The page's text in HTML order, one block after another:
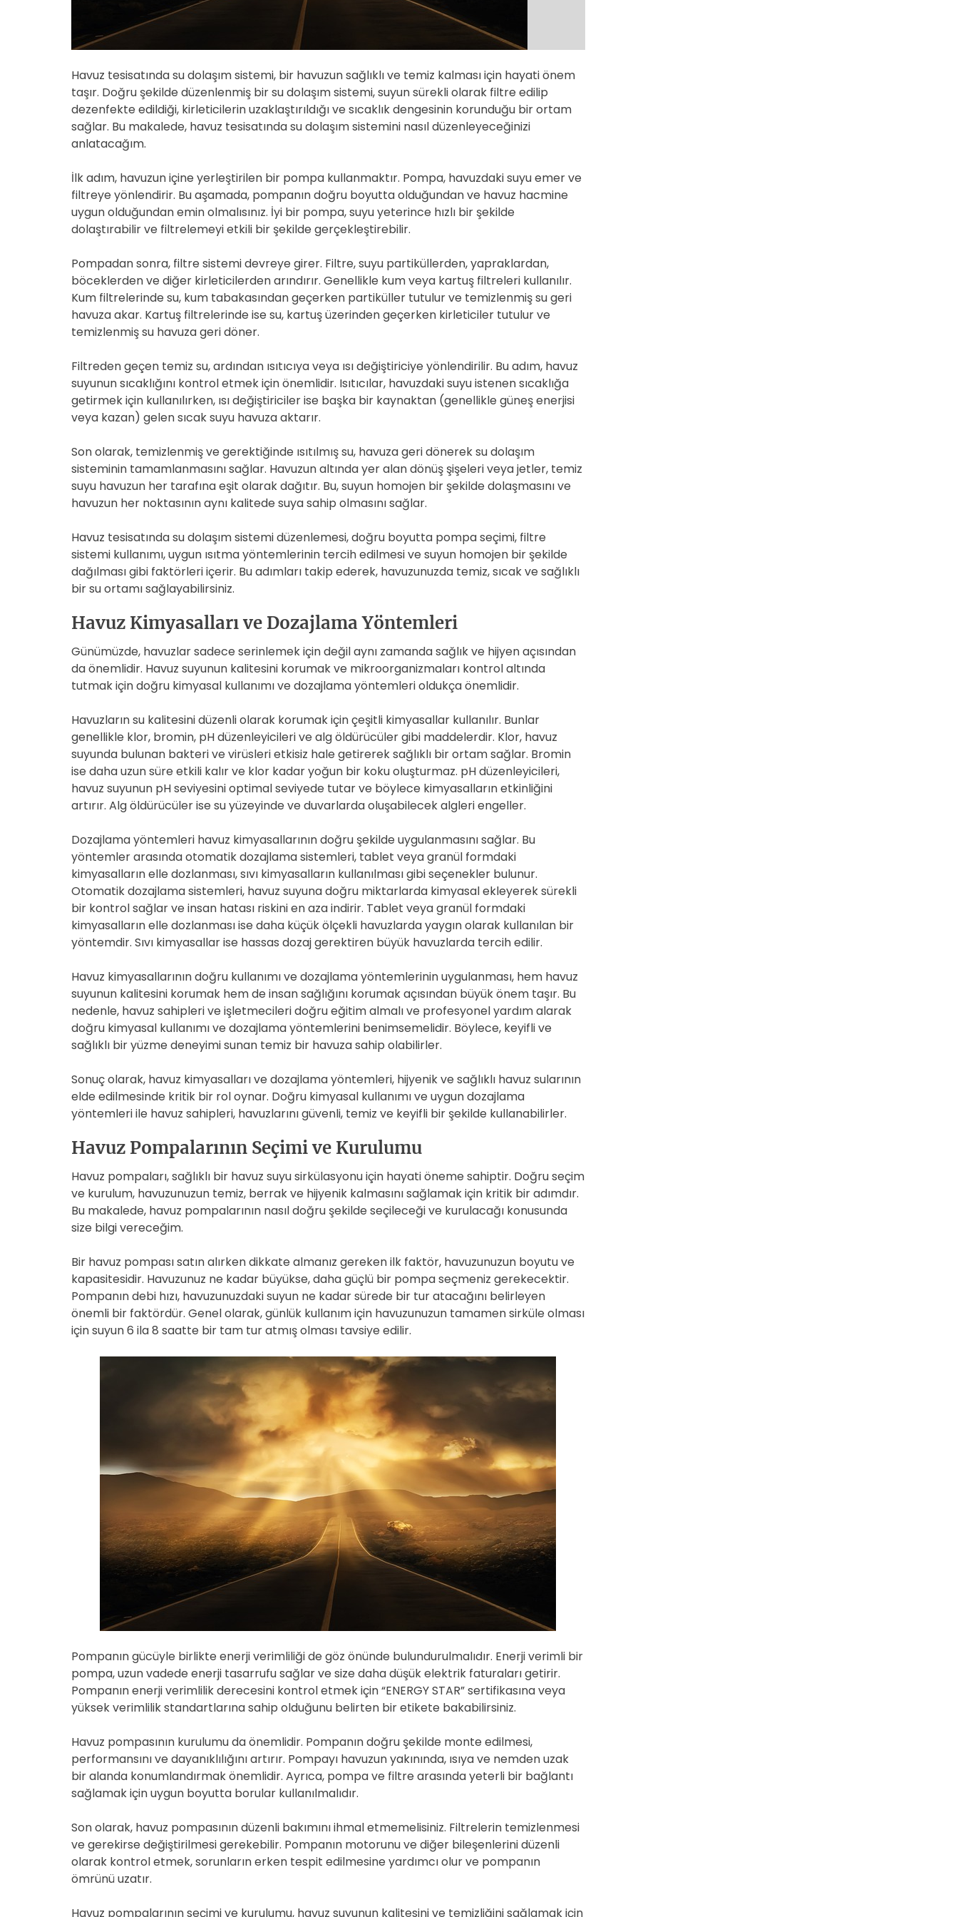
i
m
e
Havuz tesisatında su dolaşım sistemi, bir havuzun sağlıklı ve temiz kalması için hayati önem
taşır. Doğru şekilde düzenlenmiş bir su dolaşım sistemi, suyun sürekli olarak filtre edilip
dezenfekte edildiği, kirleticilerin uzaklaştırıldığı ve sıcaklık dengesinin korunduğu bir ortam
sağlar. Bu makalede, havuz tesisatında su dolaşım sistemini nasıl düzenleyeceğinizi
anlatacağım.
İlk adım, havuzun içine yerleştirilen bir pompa kullanmaktır. Pompa, havuzdaki suyu emer ve
filtreye yönlendirir. Bu aşamada, pompanın doğru boyutta olduğundan ve havuz hacmine
uygun olduğundan emin olmalısınız. İyi bir pompa, suyu yeterince hızlı bir şekilde
dolaştırabilir ve filtrelemeyi etkili bir şekilde gerçekleştirebilir.
Pompadan sonra, filtre sistemi devreye girer. Filtre, suyu partiküllerden, yapraklardan,
böceklerden ve diğer kirleticilerden arındırır. Genellikle kum veya kartuş filtreleri kullanılır.
Kum filtrelerinde su, kum tabakasından geçerken partiküller tutulur ve temizlenmiş su geri
havuza akar. Kartuş filtrelerinde ise su, kartuş üzerinden geçerken kirleticiler tutulur ve
temizlenmiş su havuza geri döner.
Filtreden geçen temiz su, ardından ısıtıcıya veya ısı değiştiriciye yönlendirilir. Bu adım, havuz
suyunun sıcaklığını kontrol etmek için önemlidir. Isıtıcılar, havuzdaki suyu istenen sıcaklığa
getirmek için kullanılırken, ısı değiştiriciler ise başka bir kaynaktan (genellikle güneş enerjisi
veya kazan) gelen sıcak suyu havuza aktarır.
Son olarak, temizlenmiş ve gerektiğinde ısıtılmış su, havuza geri dönerek su dolaşım
sisteminin tamamlanmasını sağlar. Havuzun altında yer alan dönüş şişeleri veya jetler, temiz
suyu havuzun her tarafına eşit olarak dağıtır. Bu, suyun homojen bir şekilde dolaşmasını ve
havuzun her noktasının aynı kalitede suya sahip olmasını sağlar.
Havuz tesisatında su dolaşım sistemi düzenlemesi, doğru boyutta pompa seçimi, filtre
sistemi kullanımı, uygun ısıtma yöntemlerinin tercih edilmesi ve suyun homojen bir şekilde
dağılması gibi faktörleri içerir. Bu adımları takip ederek, havuzunuzda temiz, sıcak ve sağlıklı
bir su ortamı sağlayabilirsiniz.
Havuz Kimyasalları ve Dozajlama Yöntemleri
Günümüzde, havuzlar sadece serinlemek için değil aynı zamanda sağlık ve hijyen açısından
da önemlidir. Havuz suyunun kalitesini korumak ve mikroorganizmaları kontrol altında
tutmak için doğru kimyasal kullanımı ve dozajlama yöntemleri oldukça önemlidir.
Havuzların su kalitesini düzenli olarak korumak için çeşitli kimyasallar kullanılır. Bunlar
genellikle klor, bromin, pH düzenleyicileri ve alg öldürücüler gibi maddelerdir. Klor, havuz
suyunda bulunan bakteri ve virüsleri etkisiz hale getirerek sağlıklı bir ortam sağlar. Bromin
ise daha uzun süre etkili kalır ve klor kadar yoğun bir koku oluşturmaz. pH düzenleyicileri,
havuz suyunun pH seviyesini optimal seviyede tutar ve böylece kimyasalların etkinliğini
artırır. Alg öldürücüler ise su yüzeyinde ve duvarlarda oluşabilecek algleri engeller.
Dozajlama yöntemleri havuz kimyasallarının doğru şekilde uygulanmasını sağlar. Bu
yöntemler arasında otomatik dozajlama sistemleri, tablet veya granül formdaki
kimyasalların elle dozlanması, sıvı kimyasalların kullanılması gibi seçenekler bulunur.
Otomatik dozajlama sistemleri, havuz suyuna doğru miktarlarda kimyasal ekleyerek sürekli
bir kontrol sağlar ve insan hatası riskini en aza indirir. Tablet veya granül formdaki
kimyasalların elle dozlanması ise daha küçük ölçekli havuzlarda yaygın olarak kullanılan bir
yöntemdir. Sıvı kimyasallar ise hassas dozaj gerektiren büyük havuzlarda tercih edilir.
Havuz kimyasallarının doğru kullanımı ve dozajlama yöntemlerinin uygulanması, hem havuz
suyunun kalitesini korumak hem de insan sağlığını korumak açısından büyük önem taşır. Bu
nedenle, havuz sahipleri ve işletmecileri doğru eğitim almalı ve profesyonel yardım alarak
doğru kimyasal kullanımı ve dozajlama yöntemlerini benimsemelidir. Böylece, keyifli ve
sağlıklı bir yüzme deneyimi sunan temiz bir havuza sahip olabilirler.
Sonuç olarak, havuz kimyasalları ve dozajlama yöntemleri, hijyenik ve sağlıklı havuz sularının
elde edilmesinde kritik bir rol oynar. Doğru kimyasal kullanımı ve uygun dozajlama
yöntemleri ile havuz sahipleri, havuzlarını güvenli, temiz ve keyifli bir şekilde kullanabilirler.
Havuz Pompalarının Seçimi ve Kurulumu
Havuz pompaları, sağlıklı bir havuz suyu sirkülasyonu için hayati öneme sahiptir. Doğru seçim
ve kurulum, havuzunuzun temiz, berrak ve hijyenik kalmasını sağlamak için kritik bir adımdır.
Bu makalede, havuz pompalarının nasıl doğru şekilde seçileceği ve kurulacağı konusunda
size bilgi vereceğim.
Bir havuz pompası satın alırken dikkate almanız gereken ilk faktör, havuzunuzun boyutu ve
kapasitesidir. Havuzunuz ne kadar büyükse, daha güçlü bir pompa seçmeniz gerekecektir.
Pompanın debi hızı, havuzunuzdaki suyun ne kadar sürede bir tur atacağını belirleyen
önemli bir faktördür. Genel olarak, günlük kullanım için havuzunuzun tamamen sirküle olması
için suyun 6 ila 8 saatte bir tam tur atmış olması tavsiye edilir.
Pompanın gücüyle birlikte enerji verimliliği de göz önünde bulundurulmalıdır. Enerji verimli bir
pompa, uzun vadede enerji tasarrufu sağlar ve size daha düşük elektrik faturaları getirir.
Pompanın enerji verimlilik derecesini kontrol etmek için “ENERGY STAR” sertifikasına veya
yüksek verimlilik standartlarına sahip olduğunu belirten bir etikete bakabilirsiniz.
Havuz pompasının kurulumu da önemlidir. Pompanın doğru şekilde monte edilmesi,
performansını ve dayanıklılığını artırır. Pompayı havuzun yakınında, ısıya ve nemden uzak
bir alanda konumlandırmak önemlidir. Ayrıca, pompa ve filtre arasında yeterli bir bağlantı
sağlamak için uygun boyutta borular kullanılmalıdır.
Son olarak, havuz pompasının düzenli bakımını ihmal etmemelisiniz. Filtrelerin temizlenmesi
ve gerekirse değiştirilmesi gerekebilir. Pompanın motorunu ve diğer bileşenlerini düzenli
olarak kontrol etmek, sorunların erken tespit edilmesine yardımcı olur ve pompanın
ömrünü uzatır.
Havuz pompalarının seçimi ve kurulumu, havuz suyunun kalitesini ve temizliğini sağlamak için